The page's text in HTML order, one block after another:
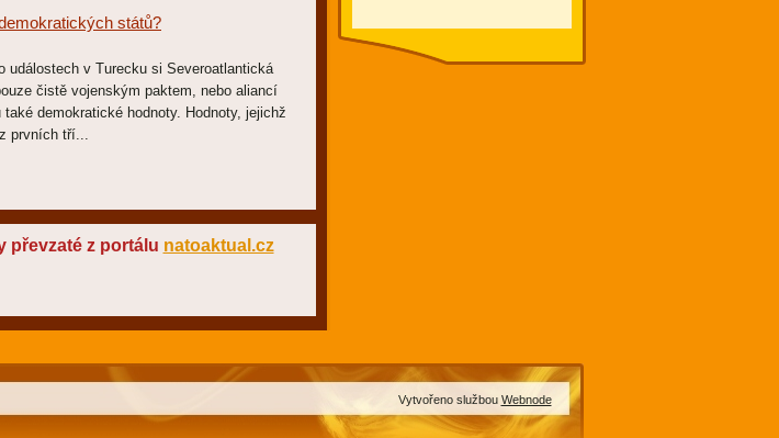
států?
událostech v Turecku si Severoatlantická
čistě vojenským paktem, nebo aliancí
demokratické hodnoty. Hodnoty, jejichž
prvních tří...
převzaté z portálu natoaktual.cz
Vytvořeno službou Webnode